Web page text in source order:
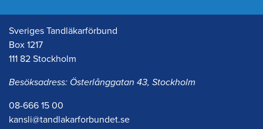
Sveriges Tandläkarförbund
Box 1217
111 82 Stockholm
Besöksadress: Österlånggatan 43, Stockholm
08-666 15 00
kansli@tandlakarforbundet.se